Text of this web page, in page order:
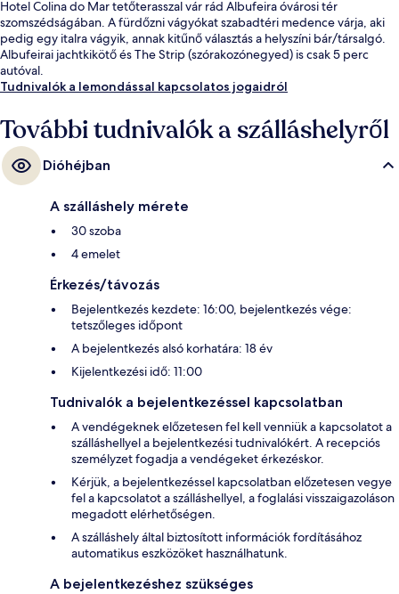
Hotel Colina do Mar tetőterasszal vár rád Albufeira óvárosi tér
szomszédságában. A fürdőzni vágyókat szabadtéri medence várja, aki
pedig egy italra vágyik, annak kitűnő választás a helyszíni bár/társalgó.
Albufeirai jachtkikötő és The Strip (szórakozónegyed) is csak 5 perc
autóval.
Tudnivalók a lemondással kapcsolatos jogaidról
További tudnivalók a szálláshelyről
Dióhéjban
A szálláshely mérete
30 szoba
4 emelet
Érkezés/távozás
Bejelentkezés kezdete: 16:00, bejelentkezés vége:
tetszőleges időpont
A bejelentkezés alsó korhatára: 18 év
Kijelentkezési idő: 11:00
Tudnivalók a bejelentkezéssel kapcsolatban
A vendégeknek előzetesen fel kell venniük a kapcsolatot a
szálláshellyel a bejelentkezési tudnivalókért. A recepciós
személyzet fogadja a vendégeket érkezéskor.
Kérjük, a bejelentkezéssel kapcsolatban előzetesen vegye
fel a kapcsolatot a szálláshellyel, a foglalási visszaigazoláson
megadott elérhetőségen.
A szálláshely által biztosított információk fordításához
automatikus eszközöket használhatunk.
A bejelentkezéshez szükséges